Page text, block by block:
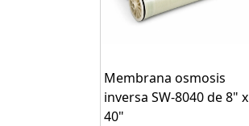
Membrana osmosis
inversa SW-8040 de 8" x
40"